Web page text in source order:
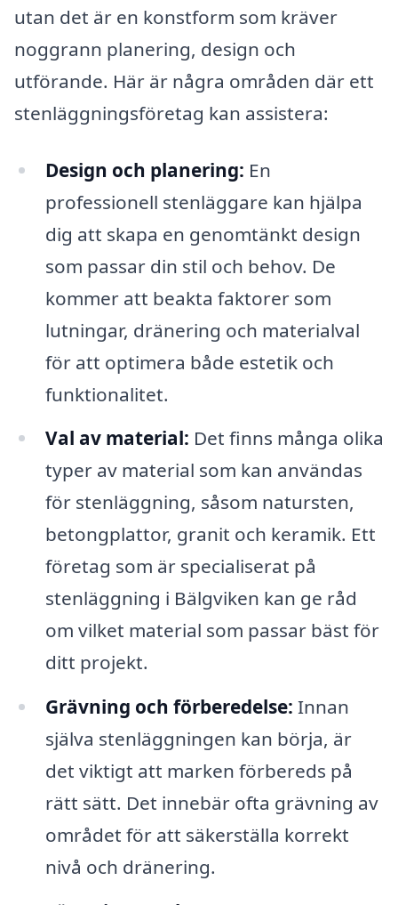
utan det är en konstform som kräver
noggrann planering, design och
utförande. Här är några områden där ett
stenläggningsföretag kan assistera:
Design och planering: En
professionell stenläggare kan hjälpa
dig att skapa en genomtänkt design
som passar din stil och behov. De
kommer att beakta faktorer som
lutningar, dränering och materialval
för att optimera både estetik och
funktionalitet.
Val av material: Det finns många olika
typer av material som kan användas
för stenläggning, såsom natursten,
betongplattor, granit och keramik. Ett
företag som är specialiserat på
stenläggning i Bälgviken kan ge råd
om vilket material som passar bäst för
ditt projekt.
Grävning och förberedelse: Innan
själva stenläggningen kan börja, är
det viktigt att marken förbereds på
rätt sätt. Det innebär ofta grävning av
området för att säkerställa korrekt
nivå och dränering.